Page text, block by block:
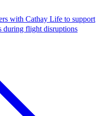
with Cathay Life to support
during flight disruptions